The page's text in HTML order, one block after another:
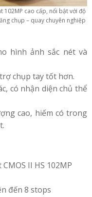
102MP cao cấp, nổi bật với độ
chụp – quay chuyên nghiệp
hình ảnh sắc nét và
chụp tay tốt hơn.
có nhận diện chủ thể
cao, hiếm có trong
II HS 102MP
đến 8 stops